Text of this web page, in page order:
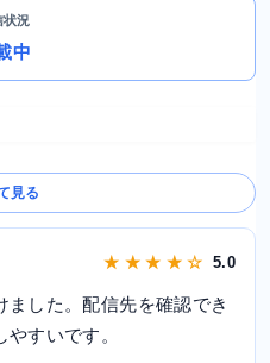
状況
中
見る
★ ★ ★ ★ ☆ 5.0
した。配信先を確認でき
すいです。